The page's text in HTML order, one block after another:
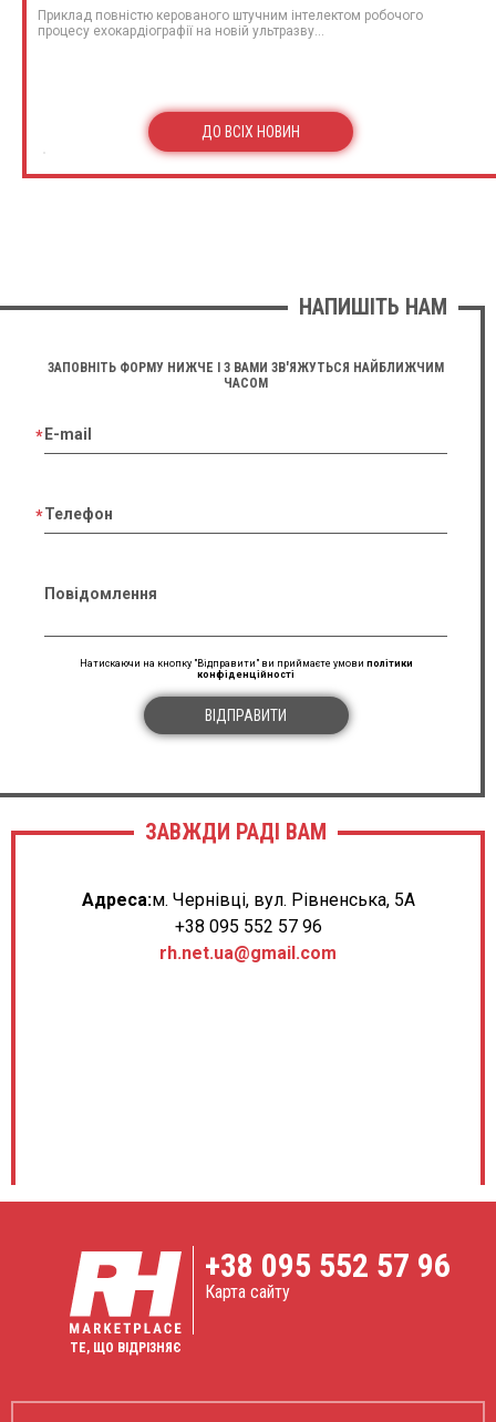
Приклад повністю керованого штучним інтелектом робочого
процесу ехокардіографії на новій ультразву...
ДО ВСІХ НОВИН
НАПИШІТЬ НАМ
ЗАПОВНІТЬ ФОРМУ НИЖЧЕ І З ВАМИ ЗВ'ЯЖУТЬСЯ НАЙБЛИЖЧИМ
ЧАСОМ
E-mail
Телефон
Повідомлення
Натискаючи на кнопку "Відправити" ви приймаєте умови політики
конфіденційності
ВІДПРАВИТИ
ЗАВЖДИ РАДІ ВАМ
Адреса:м. Чернівці, вул. Рівненська, 5А
+38 095 552 57 96
rh.net.ua@gmail.com
ТЕ, ЩО ВІДРІЗНЯЄ
+38 095 552 57 96
Карта сайту